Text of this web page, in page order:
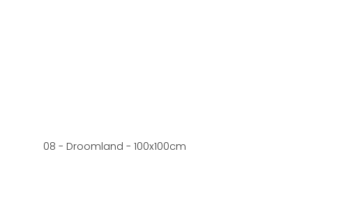
08 - Droomland - 100x100cm